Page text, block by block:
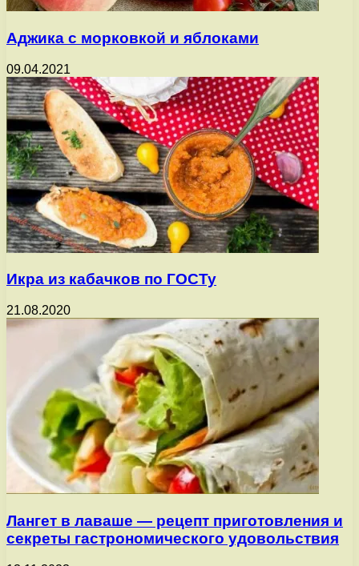
Аджика с морковкой и яблоками
09.04.2021
Икра из кабачков по ГОСТу
21.08.2020
Лангет в лаваше — рецепт приготовления и
секреты гастрономического удовольствия